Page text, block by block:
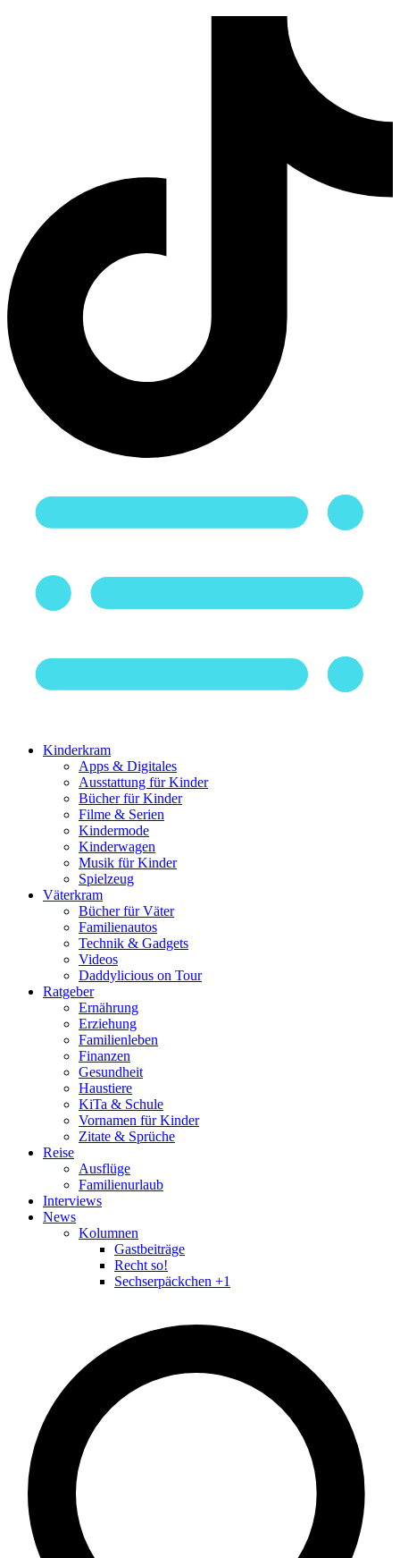
Kinderkram
Apps & Digitales
Ausstattung für Kinder
Bücher für Kinder
Filme & Serien
Kindermode
Kinderwagen
Musik für Kinder
Spielzeug
Väterkram
Bücher für Väter
Familienautos
Technik & Gadgets
Videos
Daddylicious on Tour
Ratgeber
Ernährung
Erziehung
Familienleben
Finanzen
Gesundheit
Haustiere
KiTa & Schule
Vornamen für Kinder
Zitate & Sprüche
Reise
Ausflüge
Familienurlaub
Interviews
News
Kolumnen
Gastbeiträge
Recht so!
Sechserpäckchen +1